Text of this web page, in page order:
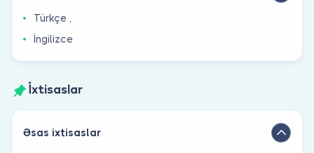
Türkçe ,
İngilizce
İxtisaslar
Əsas ixtisaslar